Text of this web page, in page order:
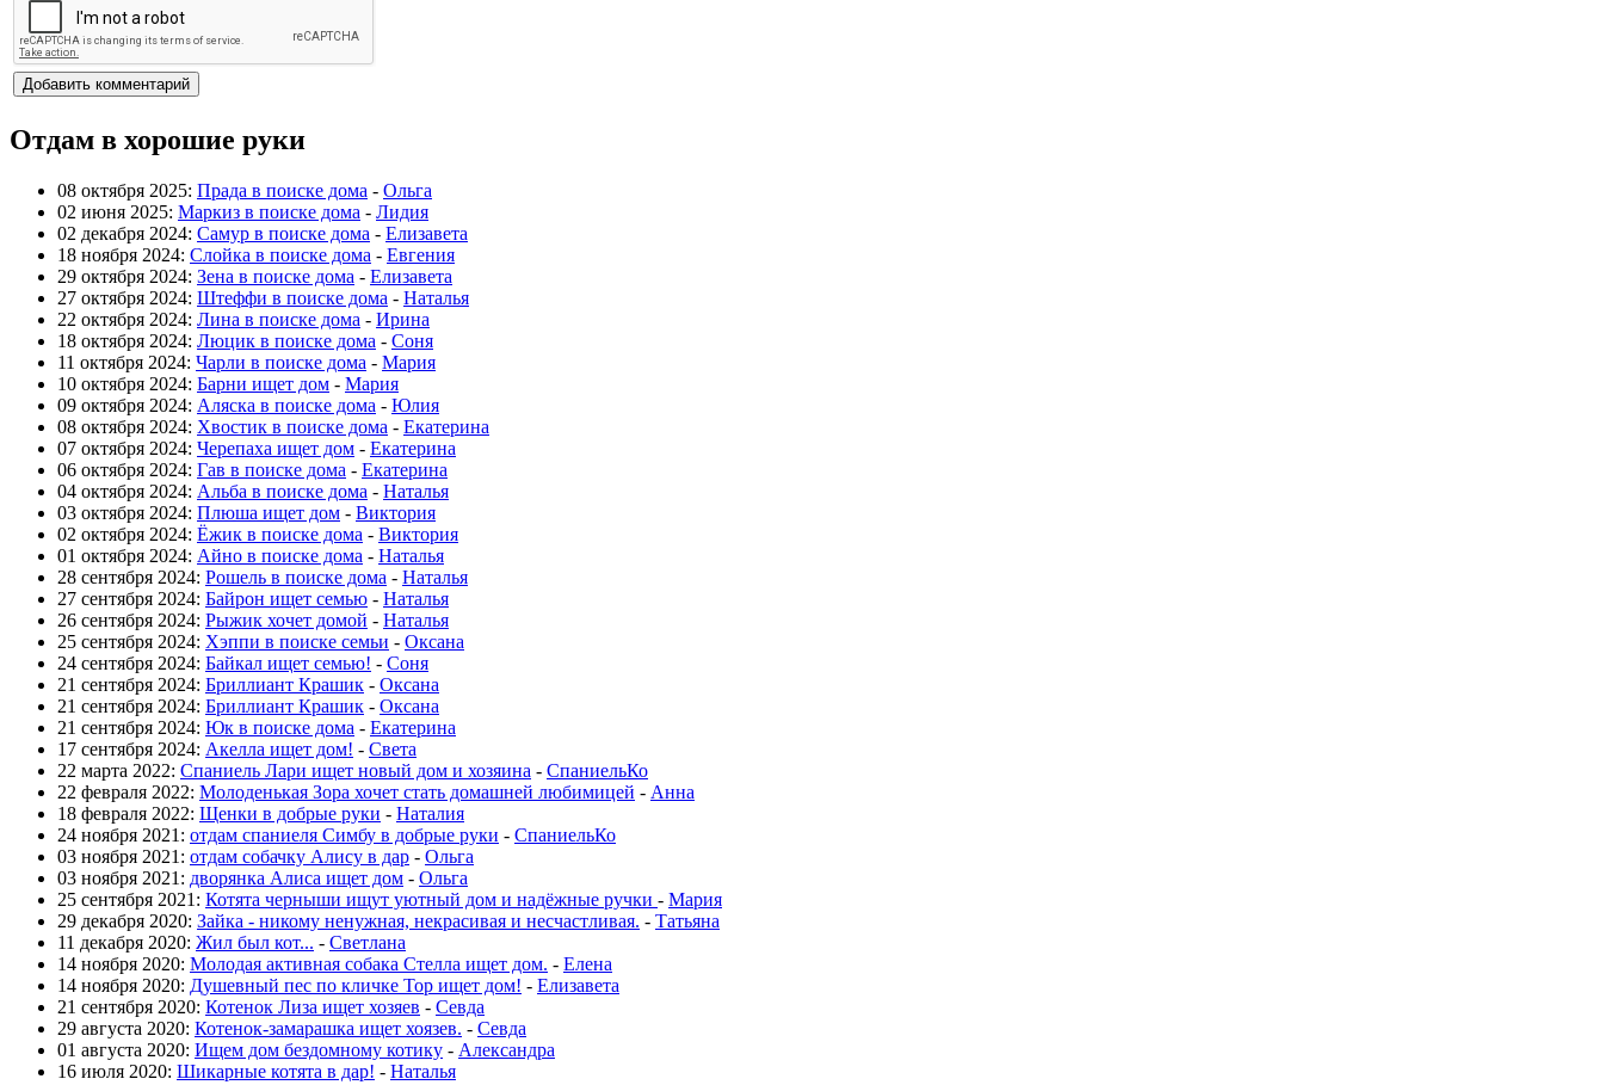
Отдам в хорошие руки
08 октября 2025: Прада в поиске дома - Ольга
02 июня 2025: Маркиз в поиске дома - Лидия
02 декабря 2024: Самур в поиске дома - Елизавета
18 ноября 2024: Слойка в поиске дома - Евгения
29 октября 2024: Зена в поиске дома - Елизавета
27 октября 2024: Штеффи в поиске дома - Наталья
22 октября 2024: Лина в поиске дома - Ирина
18 октября 2024: Люцик в поиске дома - Соня
11 октября 2024: Чарли в поиске дома - Мария
10 октября 2024: Барни ищет дом - Мария
09 октября 2024: Аляска в поиске дома - Юлия
08 октября 2024: Хвостик в поиске дома - Екатерина
07 октября 2024: Черепаха ищет дом - Екатерина
06 октября 2024: Гав в поиске дома - Екатерина
04 октября 2024: Альба в поиске дома - Наталья
03 октября 2024: Плюша ищет дом - Виктория
02 октября 2024: Ёжик в поиске дома - Виктория
01 октября 2024: Айно в поиске дома - Наталья
28 сентября 2024: Рошель в поиске дома - Наталья
27 сентября 2024: Байрон ищет семью - Наталья
26 сентября 2024: Рыжик хочет домой - Наталья
25 сентября 2024: Хэппи в поиске семьи - Оксана
24 сентября 2024: Байкал ищет семью! - Соня
21 сентября 2024: Бриллиант Крашик - Оксана
21 сентября 2024: Бриллиант Крашик - Оксана
21 сентября 2024: Юк в поиске дома - Екатерина
17 сентября 2024: Акелла ищет дом! - Света
22 марта 2022: Спаниель Лари ищет новый дом и хозяина - СпаниельКо
22 февраля 2022: Молоденькая Зора хочет стать домашней любимицей - Анна
18 февраля 2022: Щенки в добрые руки - Наталия
24 ноября 2021: отдам спаниеля Симбу в добрые руки - СпаниельКо
03 ноября 2021: отдам собачку Алису в дар - Ольга
03 ноября 2021: дворянка Алиса ищет дом - Ольга
25 сентября 2021: Котята черныши ищут уютный дом и надёжные ручки - Мария
29 декабря 2020: Зайка - никому ненужная, некрасивая и несчастливая. - Татьяна
11 декабря 2020: Жил был кот... - Светлана
14 ноября 2020: Молодая активная собака Стелла ищет дом. - Елена
14 ноября 2020: Душевный пес по кличке Тор ищет дом! - Елизавета
21 сентября 2020: Котенок Лиза ищет хозяев - Севда
29 августа 2020: Котенок-замарашка ищет хоязев. - Севда
01 августа 2020: Ищем дом бездомному котику - Александра
16 июля 2020: Шикарные котята в дар! - Наталья